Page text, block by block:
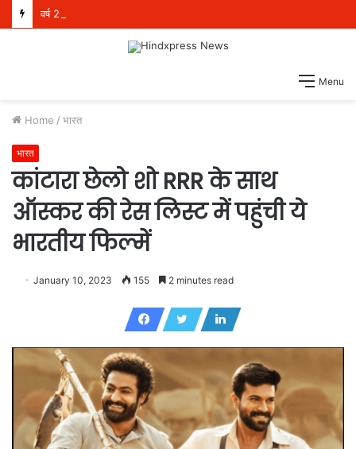
Menu
Home / भारत
भारत
कांटारा छेलो शो RRR के साथ
ऑस्कर की रेस लिस्ट में पहुंची ये
भारतीय फिल्में
January 10, 2023 155 2 minutes read